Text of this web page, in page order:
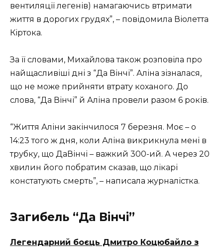
вентиляції легенів) намагаючись втримати
життя в дорогих грудях”, – повідомила Віолетта
Кіртока.
За її словами, Михайлова також розповіла про
найщасливіші дні з “Да Вінчі”. Аліна зізналася,
що не може прийняти втрату коханого. До
слова, “Да Вінчі” й Аліна провели разом 6 років.
“Життя Аліни закінчилося 7 березня. Моє – о
14:23 того ж дня, коли Аліна викрикнула мені в
трубку, що ДаВінчі – важкий 300-ий. А через 20
хвилин його побратим сказав, що лікарі
констатують смерть”, – написала журналістка.
Загибель “Да Вінчі”
Легендарний боєць Дмитро Коцюбайло з